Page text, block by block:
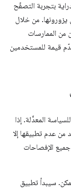
بتجربة التصفّح
يزورونها. من خلال
من الممارسات
قيمة للمستخدمين
المعدَّلة. إذا
من عدم تطبيقها إلا
الإفصاحات
سيبدأ تطبيق